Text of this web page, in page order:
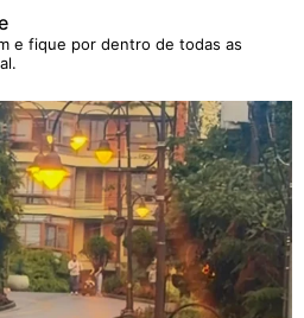
e fique por dentro de todas as